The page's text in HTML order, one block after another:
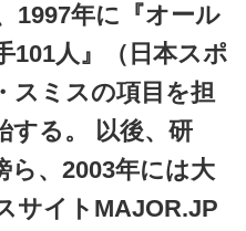
1997年に『オール
101人』（日本スポ
スミスの項目を担
する。 以後、研
ら、2003年には大
サイトMAJOR.JP